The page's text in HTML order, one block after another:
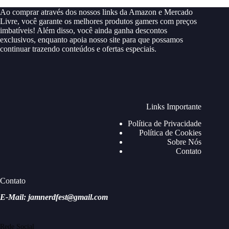
Ao comprar através dos nossos links da Amazon e Mercado
Livre, você garante os melhores produtos gamers com preços
imbatíveis! Além disso, você ainda ganha descontos
exclusivos, enquanto apoia nosso site para que possamos
continuar trazendo conteúdos e ofertas especiais.
Links Importante
Política de Privacidade
Política de Cookies
Sobre Nós
Contato
Contato
E-Mail: jamnerdfest@gmail.com
Rede Social